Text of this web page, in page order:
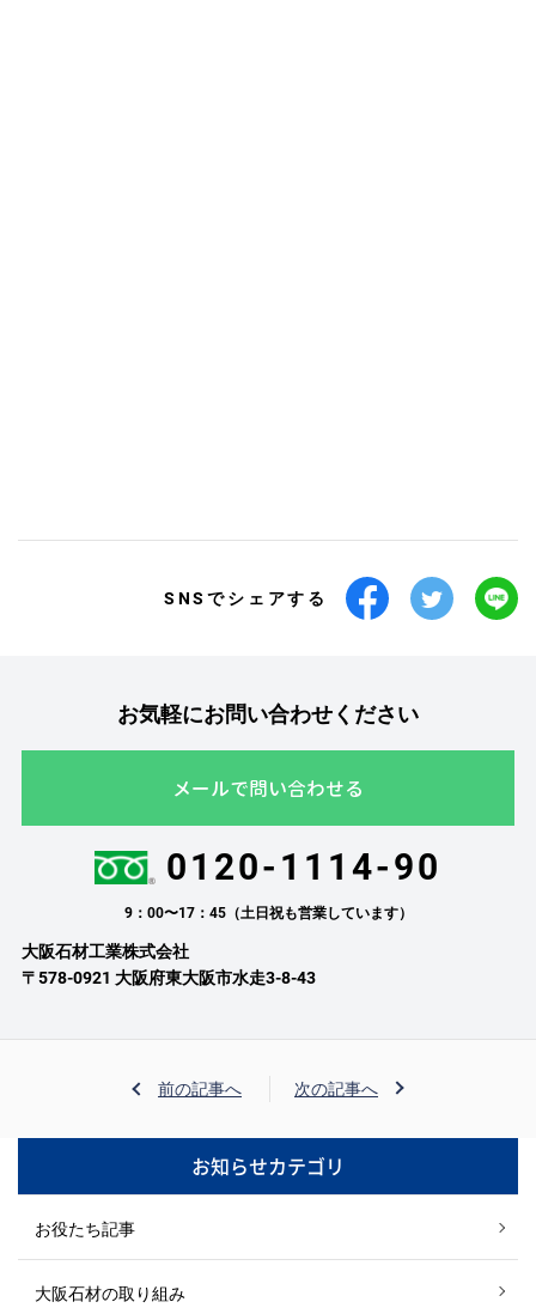
SNSでシェアする
お気軽にお問い合わせください
メールで問い合わせる
0120-1114-90
9：00〜17：45（土日祝も営業しています）
大阪石材工業株式会社
〒578-0921 大阪府東大阪市水走3-8-43
前の記事へ 次の記事へ
お知らせカテゴリ
お役たち記事
大阪石材の取り組み